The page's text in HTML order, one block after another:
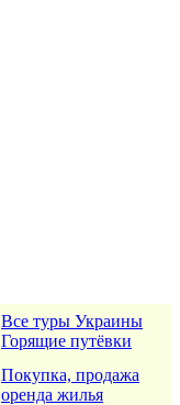
Все туры Украины
Горящие путёвки
Покупка, продажа
оренда жилья